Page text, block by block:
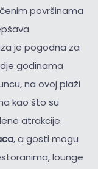
površinama
je pogodna za
godinama
na ovoj plaži
kao što su
atrakcije.
, a gosti mogu
lounge